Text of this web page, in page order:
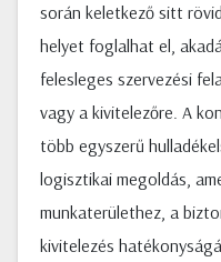
során keletkező sitt
helyet foglalhat el,
felesleges szervezési
vagy a kivitelezőre. A
több egyszerű
logisztikai megoldás,
munkaterülethez, a
kivitelezés